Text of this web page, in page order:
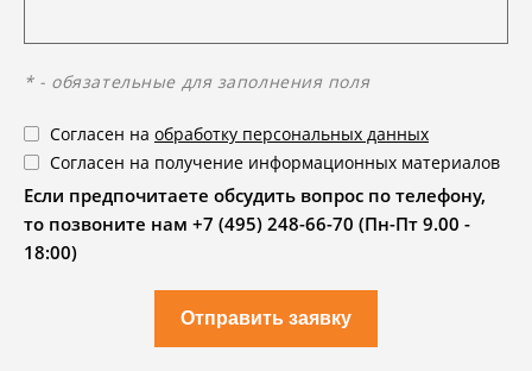
* - обязательные для заполнения поля
Согласен на обработку персональных данных
Согласен на получение информационных материалов
Если предпочитаете обсудить вопрос по телефону,
то позвоните нам +7 (495) 248-66-70 (Пн-Пт 9.00 -
18:00)
Отправить заявку